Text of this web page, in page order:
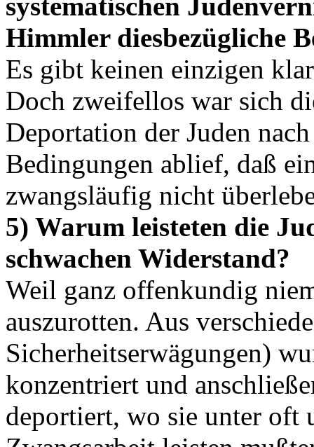
Himmler diesbezügliche
Es gibt keinen einzigen
Doch zweifellos war sich
Deportation der Juden
Bedingungen ablief, daß
zwangsläufig nicht
5) Warum leisteten die
schwachen Widerstand?
Weil ganz offenkundig
auszurotten. Aus
Sicherheitserwägungen)
konzentriert und
deportiert, wo sie unter oft